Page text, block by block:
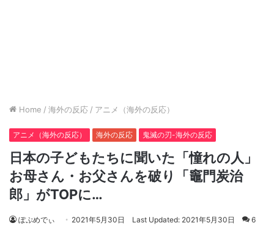
Home / 海外の反応 / アニメ（海外の反応）
アニメ（海外の反応） 海外の反応 鬼滅の刃-海外の反応
日本の子どもたちに聞いた「憧れの人」
お母さん・お父さんを破り「竈門炭治
郎」がTOPに…
ぽぷめでぃ 2021年5月30日 Last Updated: 2021年5月30日 6